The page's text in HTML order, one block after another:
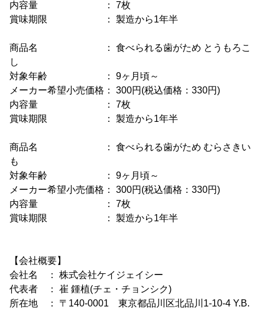
内容量 ： 7枚
賞味期限 ： 製造から1年半
商品名 ： 食べられる歯がため とうもろこ
し
対象年齢 ： 9ヶ月頃～
メーカー希望小売価格： 300円(税込価格：330円)
内容量 ： 7枚
賞味期限 ： 製造から1年半
商品名 ： 食べられる歯がため むらさきい
も
対象年齢 ： 9ヶ月頃～
メーカー希望小売価格： 300円(税込価格：330円)
内容量 ： 7枚
賞味期限 ： 製造から1年半
【会社概要】
会社名 ： 株式会社ケイジェイシー
代表者 ： 崔 鍾植(チェ・チョンシク)
所在地 ： 〒140-0001 東京都品川区北品川1-10-4 Y.B.